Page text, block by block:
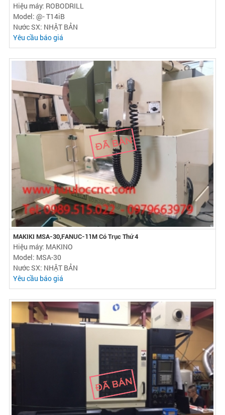
Hiệu máy: ROBODRILL
Model: @- T14iB
Nước SX: NHẬT BẢN
Yêu cầu báo giá
MAKIKI MSA-30,FANUC-11M Có Trục Thứ 4
Hiệu máy: MAKINO
Model: MSA-30
Nước SX: NHẬT BẢN
Yêu cầu báo giá